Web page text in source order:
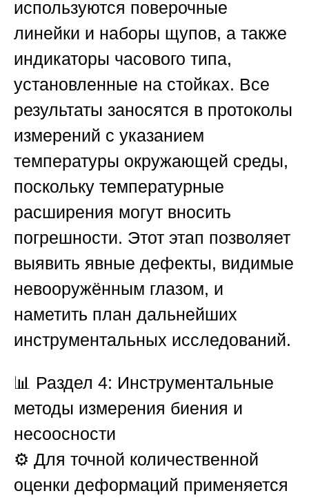
используются поверочные
линейки и наборы щупов, а также
индикаторы часового типа,
установленные на стойках. Все
результаты заносятся в протоколы
измерений с указанием
температуры окружающей среды,
поскольку температурные
расширения могут вносить
погрешности. Этот этап позволяет
выявить явные дефекты, видимые
невооружённым глазом, и
наметить план дальнейших
инструментальных исследований.
📊 Раздел 4: Инструментальные
методы измерения биения и
несоосности
⚙️ Для точной количественной
оценки деформаций применяется